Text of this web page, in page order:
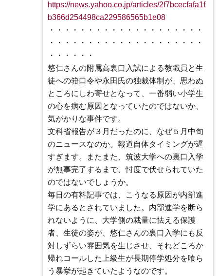
https://news.yahoo.co.jp/articles/2f7bcecfafa1f
b366d254498ca229586565b1e08
・・・・・・・・・・・・・・・・・・・・
・・・・・・・・・・・・・・・・・・・・
・・・・・・
悠仁さんの附属高裏口入試による教職員と生
徒への箝口令や永田氏の独裁体制が、思わぬ
ところにしわ寄せとなって、一番弱い小学生
の心を病む原因となっていたのではないか、
気がかりな事件です。
文科省報告が３月だったのに、なぜ５月中旬
のニュースなのか。報道自体タイミングが遅
すぎます。またまた、筑波大学への裏口入学
が無事完了するまで、忖度で伏せられていた
のではないでしょうか。
毎日の有料記事では、こうなる原因が内部進
学にあるとされていました。内部進学を断ら
れないように、大学側の裁量に怯える保護
者、生徒の姿が、悠仁さんの裏口入学にも反
対しずらい雰囲気を生じさせ、それどころか
帰れコールした上級生が長期停学処分を喰ら
う暴挙が起きていたようなのです。